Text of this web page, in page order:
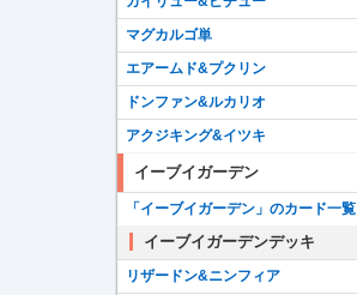
マグカルゴ単
エアームド&プクリン
ドンファン&ルカリオ
アクジキング&イツキ
イーブイガーデン
「イーブイガーデン」のカード一覧
イーブイガーデンデッキ
リザードン&ニンフィア